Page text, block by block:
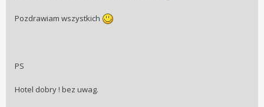
Pozdrawiam wszystkich
PS
Hotel dobry ! bez uwag.